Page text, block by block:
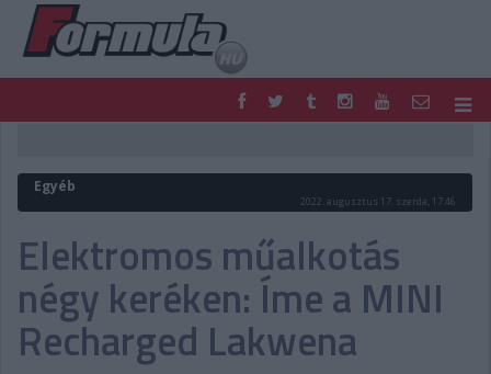
FORMULA
MOTOR
HAZAI
PODCAST
SHOP
TIPPJÁTÉK
DIGITÁLIS MAGAZIN
PONTÁLLÁSOK
VERSENYNAPTÁRAK
Egyéb
2022. augusztus 17. szerda, 17:46
Elektromos műalkotás
négy keréken: Íme a MINI
Recharged Lakwena